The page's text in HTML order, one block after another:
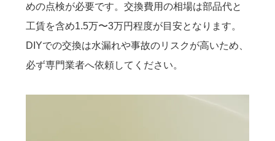
めの点検が必要です。交換費用の相場は部品代と
工賃を含め1.5万〜3万円程度が目安となります。
DIYでの交換は水漏れや事故のリスクが高いため、
必ず専門業者へ依頼してください。